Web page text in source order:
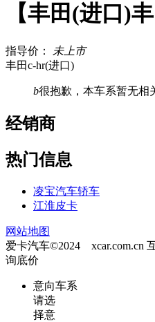
【丰田(进口)
指导价：
未上市
丰田c-hr(进口)
b很抱歉，本车系暂无相
经销商
热门信息
凌宝汽车轿车
江淮皮卡
网站地图
爱卡汽车©2024 xcar.com.cn
询底价
意向车系
请选
择意